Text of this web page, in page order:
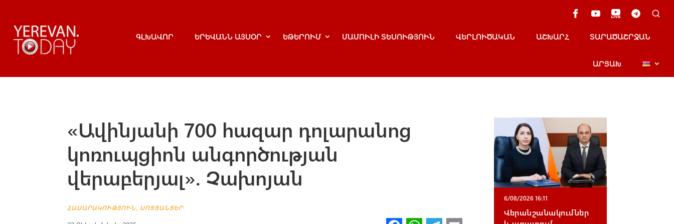
ԳԼԽԱՎՈՐ ԵՐԵՎԱՆՆ ԱՅՍՕՐ ԵԹԵՐՈՒՄ ՄԱՄՈՒԼԻ ՏԵՍՈՒԹՅՈՒՆ ՎԵՐԼՈՒԾԱԿԱՆ ԱՇԽԱՐՀ ՏԱՐԱԾԱՇՐՋԱՆ
ԱՐՑԱԽ
«Ավինյանի 700 հազար դոլարանոց
կոռուպցիոն անգործության
վերաբերյալ». Չախոյան
ՀԱՍԱՐԱԿՈՒԹՅՈՒՆ, ՍՈՑՑԱՆՑԵՐ
6/08/2026 16:11
Վերանշանակումներ